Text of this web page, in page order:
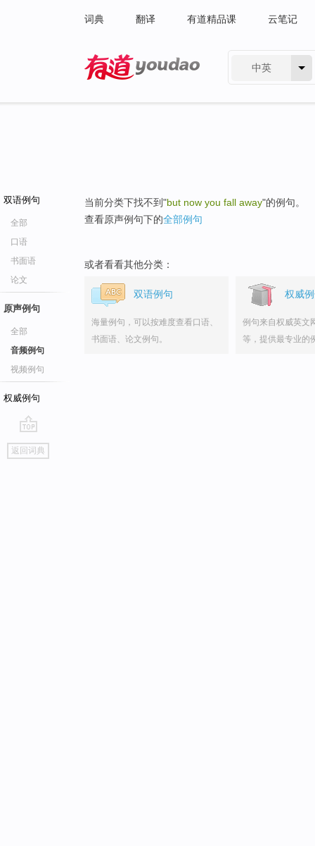
词典 翻译 有道精品课 云笔记
中英
双语例句
全部
口语
书面语
论文
原声例句
全部
音频例句
视频例句
权威例句
go
top
返回词典
当前分类下找不到"but now you fall away"的例句。
查看原声例句下的全部例句
或者看看其他分类：
双语例句
海量例句，可以按难度查看口语、
书面语、论文例句。
权威
例句来自权威英文
等，提供最专业的